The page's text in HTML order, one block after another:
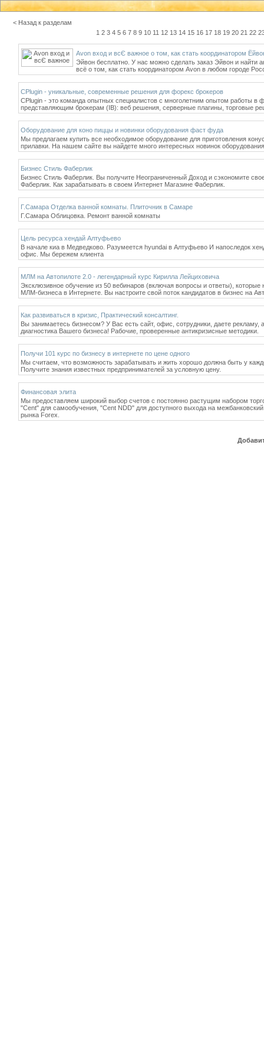
< Назад к разделам
1 2 3 4 5 6 7 8 9 10 11 12 13 14 15 16 17 18 19 20 21 22
Avon вход и всЄ важное о том, как стать координатором
Эйвон бесплатно. У нас можно сделать заказ Эйвон и найти
всё о том, как стать координатором Avon в любом городе
CPlugin - уникальные, современные решения для форекс брокеров
CPlugin - это команда опытных специалистов с многолетним опытом работы
представляющим брокерам (IB): веб решения, серверные плагины, торговые
Оборудование для коно пиццы и новинки оборудования фаст фуда
Мы предлагаем купить все необходимое оборудование для приготовления
прилавки. На нашем сайте вы найдете много интересных новинок
Бизнес Стиль Фаберлик
Бизнес Стиль Фаберлик. Вы получите Неограниченный Доход и сэкономите
Фаберлик. Как зарабатывать в своем Интернет Магазине Фаберлик.
Г.Самара Отделка ванной комнаты. Плиточник в Самаре
Г.Самара Облицовка. Ремонт ванной комнаты
Цель ресурса хендай Алтуфьево
В начале киа в Медведково. Разумеется hyundai в Алтуфьево И напоследок
офис. Мы бережем клиента
МЛМ на Автопилоте 2.0 - легендарный курс Кирилла Лейциховича
Эксклюзивное обучение из 50 вебинаров (включая вопросы и ответы),
МЛМ-бизнеса в Интернете. Вы настроите свой поток кандидатов в бизнес на
Как развиваться в кризис, Практический консалтинг.
Вы занимаетесь бизнесом? У Вас есть сайт, офис, сотрудники, даете
диагностика Вашего бизнеса! Рабочие, проверенные антикризисные методики.
Получи 101 курс по бизнесу в интернете по цене одного
Мы считаем, что возможность зарабатывать и жить хорошо должна быть у
Получите знания известных предпринимателей за условную цену.
Финансовая элита
Мы предоставляем широкий выбор счетов с постоянно растущим набором
"Cent" для самообучения, "Cent NDD" для доступного выхода на
рынка Forex.